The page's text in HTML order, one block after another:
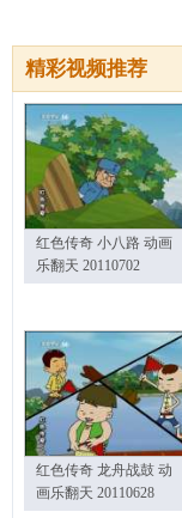
精彩视频推荐
红色传奇 小八路 动画
乐翻天 20110702
红色传奇 龙舟战鼓 动
画乐翻天 20110628